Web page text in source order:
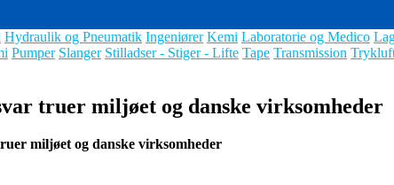
Hydraulik og Pneumatik Ingeniører Kemi Laboratorie og Medico
Pumper Slanger Stilladser - Stiger - Lifte Tape Transmission
truer miljøet og danske virksomheder
miljøet og danske virksomheder